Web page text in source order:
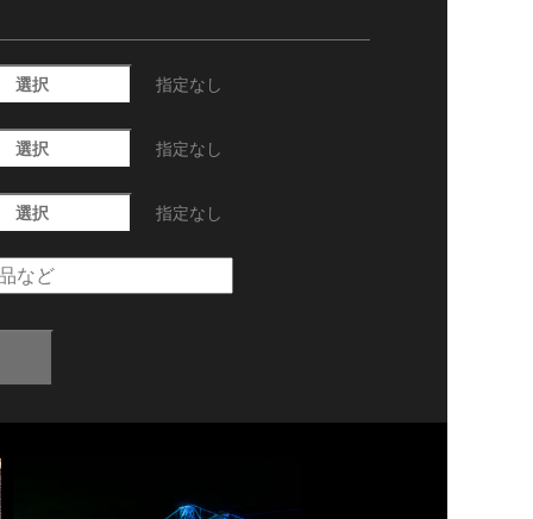
選択 指定なし
選択 指定なし
選択 指定なし